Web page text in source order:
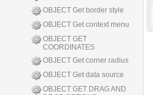
OBJECT Get border style
OBJECT Get context menu
OBJECT GET
COORDINATES
OBJECT Get corner radius
OBJECT Get data source
OBJECT GET DRAG AND